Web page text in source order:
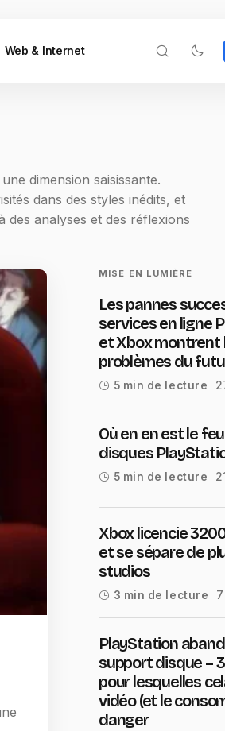
Web & Internet
dimension saisissante.
dans des styles inédits, et
analyses et des réflexions
MISE EN LUMIÈRE
Les pannes
services en ligne
et Xbox montrent
problèmes du
5 min de lecture
Où en en est le
disques
5 min de lecture
Xbox licencie
et se sépare de
studios
3 min de lecture
PlayStation
support disque –
pour lesquelles
vidéo (et le
danger